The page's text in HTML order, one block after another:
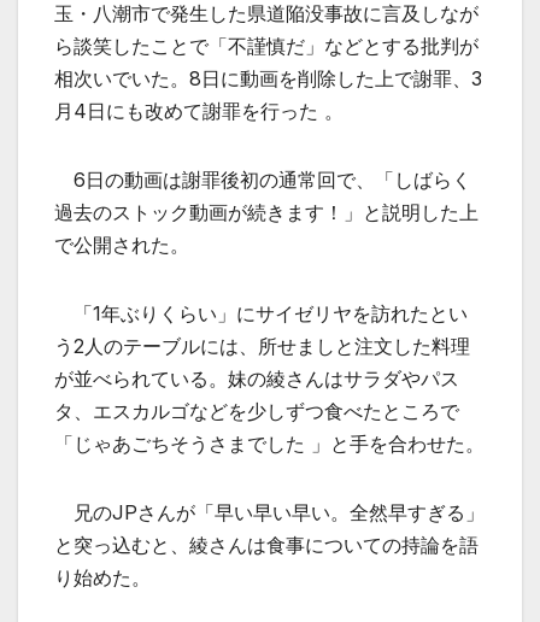
玉・八潮市で発生した県道陥没事故に言及しなが
ら談笑したことで「不謹慎だ」などとする批判が
相次いでいた。8日に動画を削除した上で謝罪、3
月4日にも改めて謝罪を行った 。
6日の動画は謝罪後初の通常回で、「しばらく
過去のストック動画が続きます！」と説明した上
で公開された。
「1年ぶりくらい」にサイゼリヤを訪れたとい
う2人のテーブルには、所せましと注文した料理
が並べられている。妹の綾さんはサラダやパス
タ、エスカルゴなどを少しずつ食べたところで
「じゃあごちそうさまでした 」と手を合わせた。
兄のJPさんが「早い早い早い。全然早すぎる」
と突っ込むと、綾さんは食事についての持論を語
り始めた。